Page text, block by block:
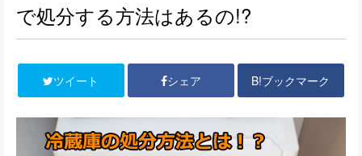
で処分する方法はあるの!?
ツイート シェア B!ブックマーク